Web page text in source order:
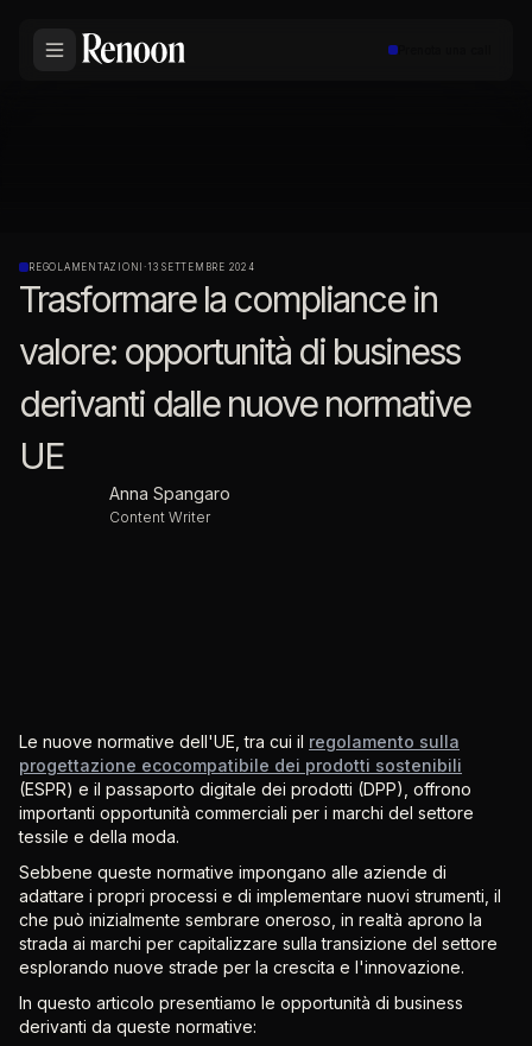
REGOLAMENTAZIONI · 13 SETTEMBRE 2024
Trasformare la compliance in
valore: opportunità di business
derivanti dalle nuove normative
UE
Anna Spangaro
Content Writer
Le nuove normative dell'UE, tra cui il regolamento sulla
progettazione ecocompatibile dei prodotti sostenibili
(ESPR) e il passaporto digitale dei prodotti (DPP), offrono
importanti opportunità commerciali per i marchi del settore
tessile e della moda.
Sebbene queste normative impongano alle aziende di
adattare i propri processi e di implementare nuovi strumenti, il
che può inizialmente sembrare oneroso, in realtà aprono la
strada ai marchi per capitalizzare sulla transizione del settore
esplorando nuove strade per la crescita e l'innovazione.
In questo articolo presentiamo le opportunità di business
derivanti da queste normative: